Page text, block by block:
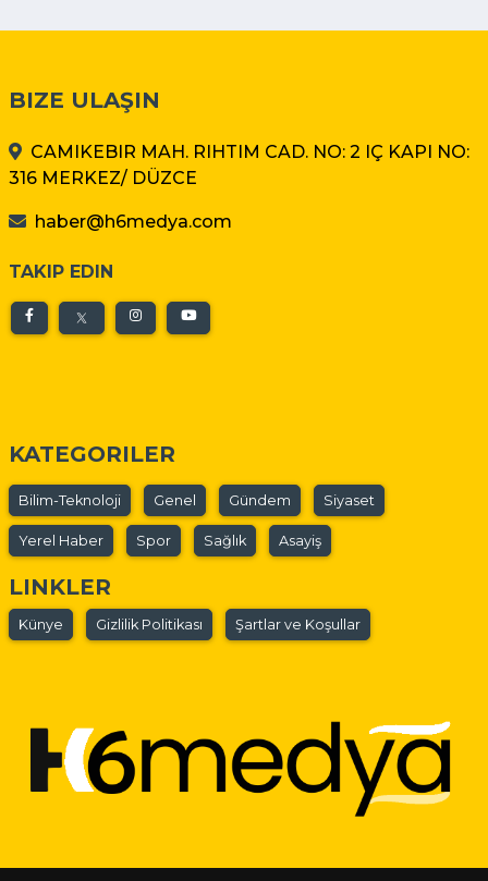
BIZE ULAŞIN
CAMIKEBIR MAH. RIHTIM CAD. NO: 2 IÇ KAPI NO:
316 MERKEZ/ DÜZCE
haber@h6medya.com
TAKIP EDIN
KATEGORILER
Bilim-Teknoloji Genel Gündem Siyaset
Yerel Haber Spor Sağlık Asayiş
LINKLER
Künye Gizlilik Politikası Şartlar ve Koşullar